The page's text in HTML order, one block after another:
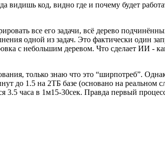
код, видно где и почему будет
все его задачи, всё дерево
одной из задач. Это фактически один
с небольшим деревом. Что сделает ИИ -
только знаю что это “ширпотреб”.
до 1.5 на 2ТБ базе (основано на реальном
часа в 1м15-30сек. Правда первый